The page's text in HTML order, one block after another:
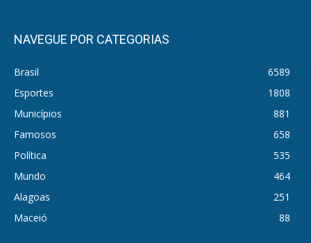
NAVEGUE POR CATEGORIAS
Brasil
6589
Esportes
1808
Municípios
881
Famosos
658
Política
535
Mundo
464
Alagoas
251
Maceió
88